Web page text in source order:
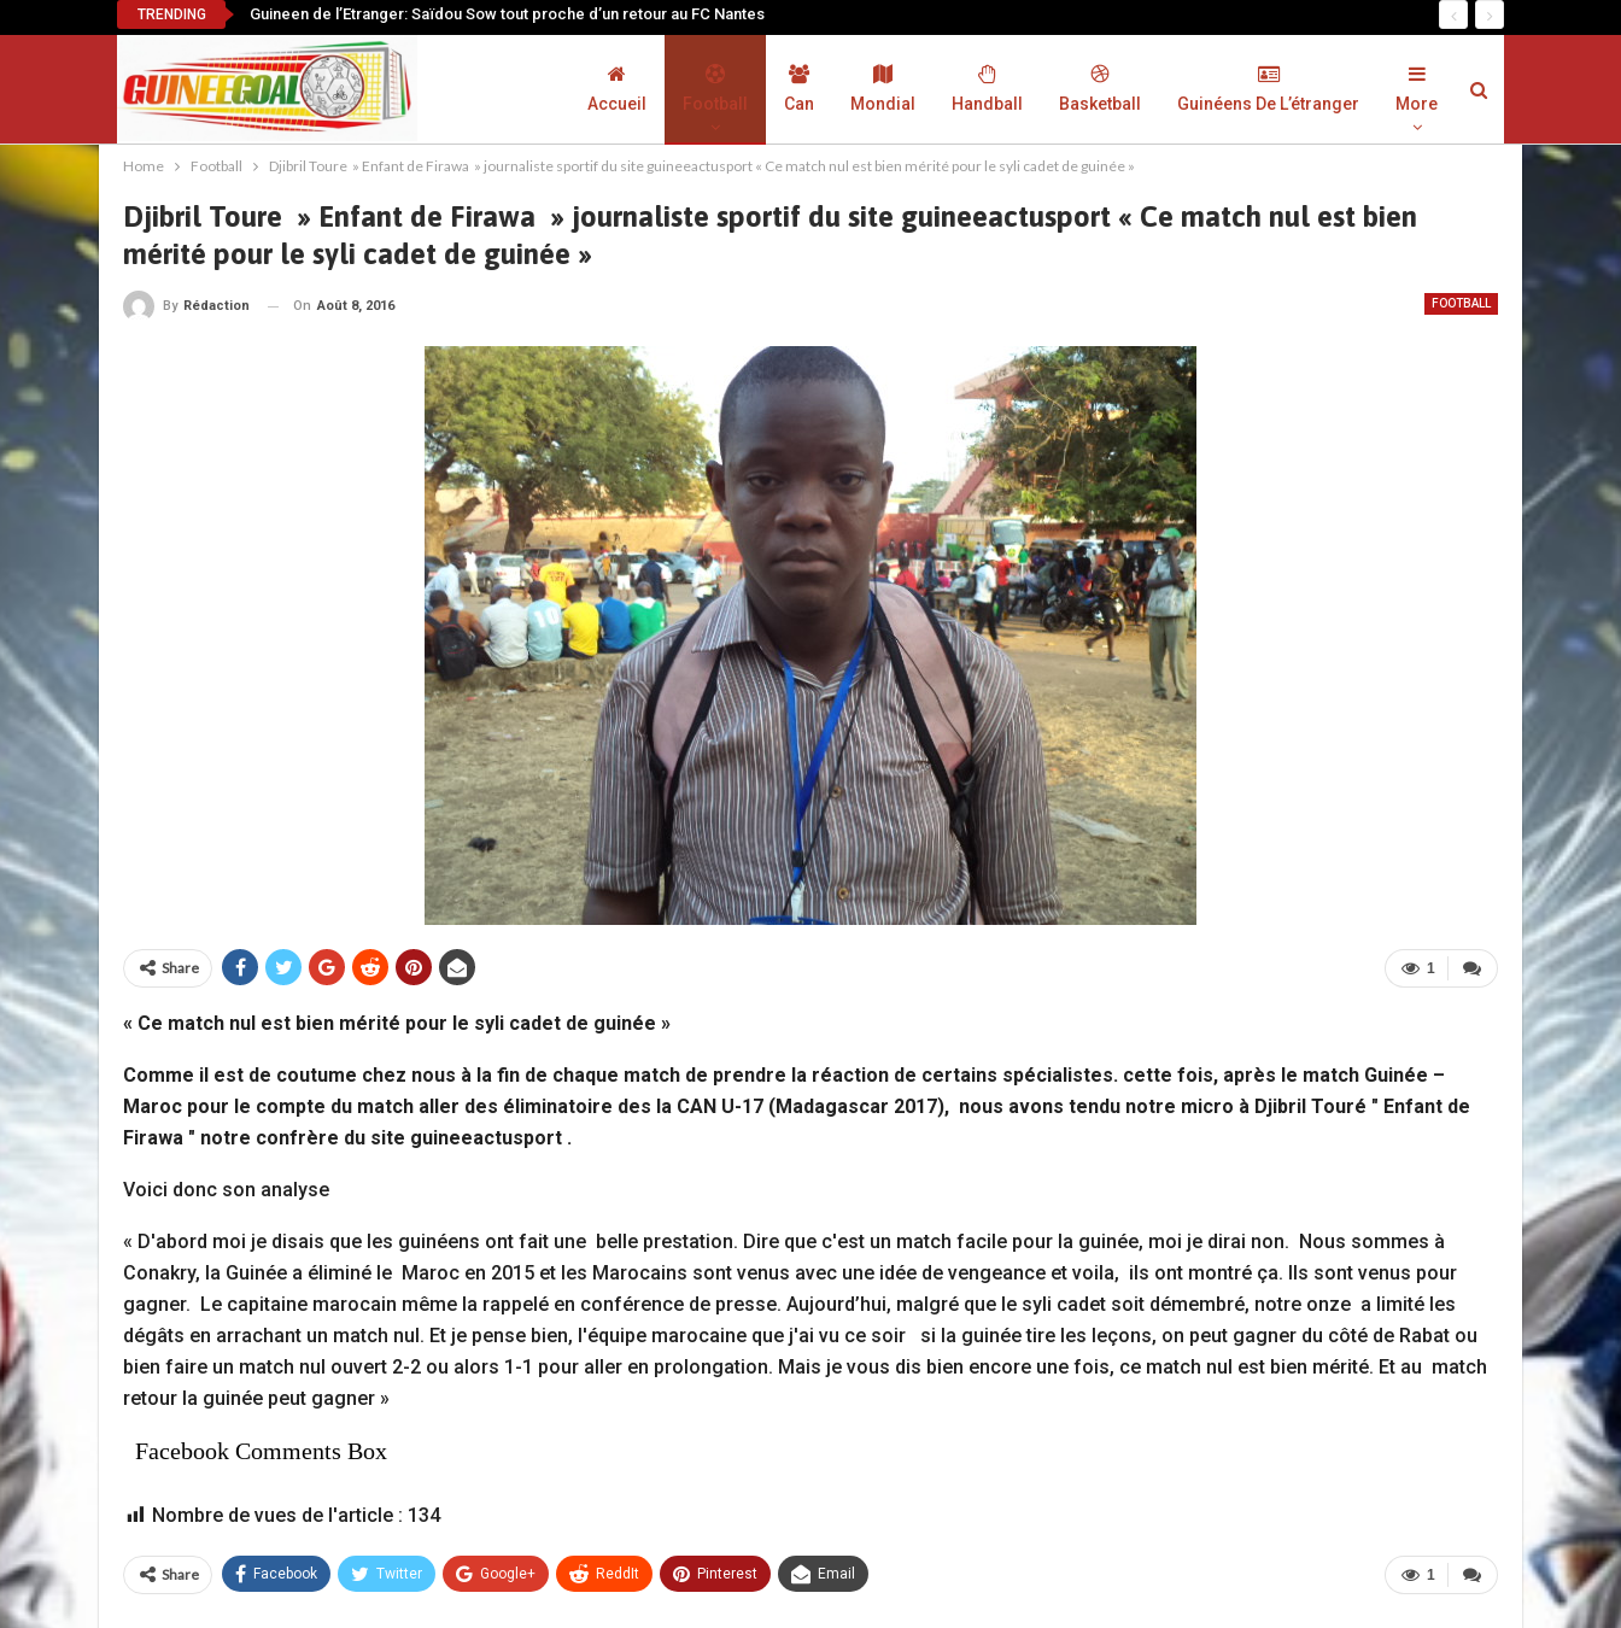
TRENDING Guineen de l’Etranger: Saïdou Sow tout proche d’un retour au FC Nantes
Accueil Football Can Mondial Handball Basketball Guinéens De L’étranger More
Home Football Djibril Toure » Enfant de Firawa » journaliste sportif du site guineeactusport « Ce match nul est bien mérité pour le syli cadet de guinée »
Djibril Toure » Enfant de Firawa » journaliste sportif du site guineeactusport « Ce match nul est bien
mérité pour le syli cadet de guinée »
FOOTBALL
By Rédaction On Août 8, 2016
1
Share
« Ce match nul est bien mérité pour le syli cadet de guinée »
Comme il est de coutume chez nous à la fin de chaque match de prendre la réaction de certains spécialistes. cette fois, après le match Guinée –
Maroc pour le compte du match aller des éliminatoire des la CAN U-17 (Madagascar 2017), nous avons tendu notre micro à Djibril Touré " Enfant de
Firawa " notre confrère du site guineeactusport .
Voici donc son analyse
« D'abord moi je disais que les guinéens ont fait une belle prestation. Dire que c'est un match facile pour la guinée, moi je dirai non. Nous sommes à
Conakry, la Guinée a éliminé le Maroc en 2015 et les Marocains sont venus avec une idée de vengeance et voila, ils ont montré ça. Ils sont venus pour
gagner. Le capitaine marocain même la rappelé en conférence de presse. Aujourd’hui, malgré que le syli cadet soit démembré, notre onze a limité les
dégâts en arrachant un match nul. Et je pense bien, l'équipe marocaine que j'ai vu ce soir si la guinée tire les leçons, on peut gagner du côté de Rabat ou
bien faire un match nul ouvert 2-2 ou alors 1-1 pour aller en prolongation. Mais je vous dis bien encore une fois, ce match nul est bien mérité. Et au match
retour la guinée peut gagner »
Facebook Comments Box
Nombre de vues de l'article : 134
1
Share Facebook Twitter Google+ ReddIt Pinterest Email